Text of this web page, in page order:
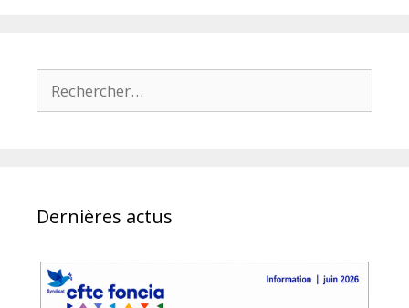
Dernières actus